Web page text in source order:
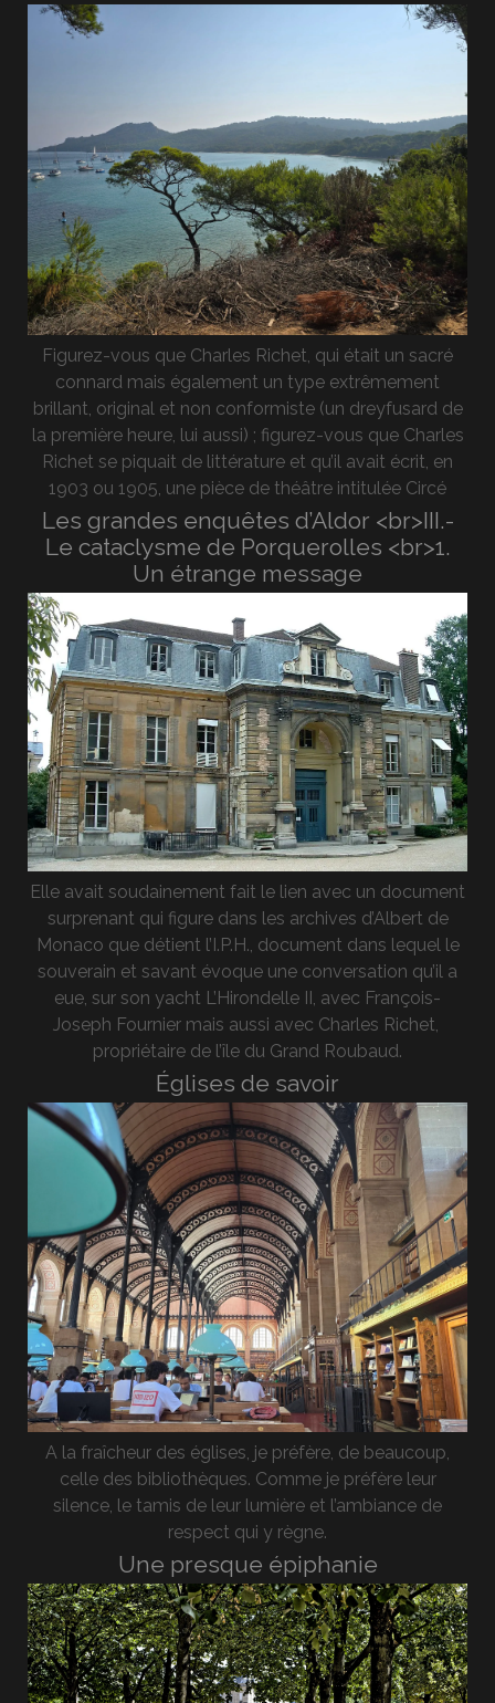
Figurez-vous que Charles Richet, qui était un sacré
connard mais également un type extrêmement
brillant, original et non conformiste (un dreyfusard de
la première heure, lui aussi) ; figurez-vous que Charles
Richet se piquait de littérature et qu’il avait écrit, en
1903 ou 1905, une pièce de théâtre intitulée Circé
Les grandes enquêtes d’Aldor <br>III.-
Le cataclysme de Porquerolles <br>1.
Un étrange message
Elle avait soudainement fait le lien avec un document
surprenant qui figure dans les archives d’Albert de
Monaco que détient l’I.P.H., document dans lequel le
souverain et savant évoque une conversation qu’il a
eue, sur son yacht L’Hirondelle II, avec François-
Joseph Fournier mais aussi avec Charles Richet,
propriétaire de l’île du Grand Roubaud.
Églises de savoir
A la fraîcheur des églises, je préfère, de beaucoup,
celle des bibliothèques. Comme je préfère leur
silence, le tamis de leur lumière et l’ambiance de
respect qui y règne.
Une presque épiphanie